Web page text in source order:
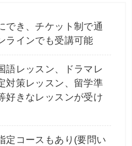
でき、チケット制で通
ラインでも受講可能
語レッスン、ドラマレ
対策レッスン、留学準
好きなレッスンが受け
定コースもあり(要問い